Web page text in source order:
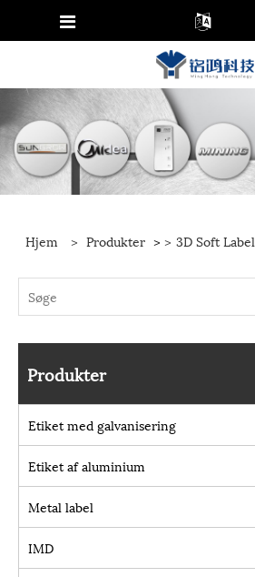
Hjem > Produkter >> 3D Soft Label
Produkter
Etiket med galvanisering
Etiket af aluminium
Metal label
IMD